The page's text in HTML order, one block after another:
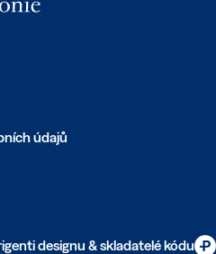
údajů
designu & skladatelé kódu